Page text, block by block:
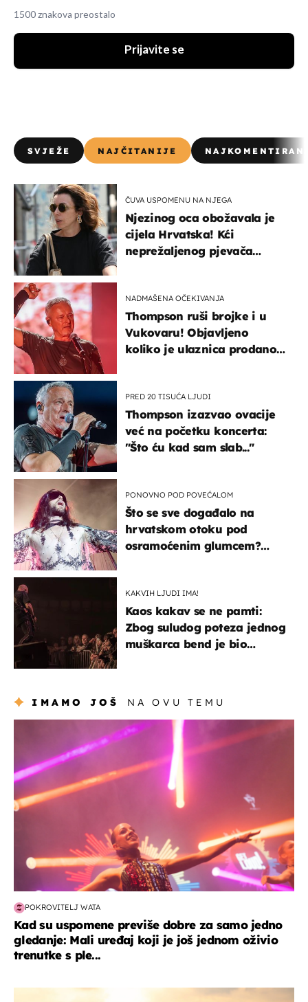
1500 znakova preostalo
Prijavite se
SVJEŽE NAJČITANIJE
ČUVA USPOMENU NA NJEGA
Njezinog oca obožavala je
cijela Hrvatska! Kći
neprežaljenog pjevača
NADMAŠENA OČEKIVANJA
Thompson ruši brojke i u
Vukovaru! Objavljeno
koliko je ulaznica prodano
PRED 20 TISUĆA LJUDI
Thompson izazvao ovacije
već na početku koncerta:
"Što ću kad sam slab..."
PONOVNO POD POVEĆALOM
Što se sve događalo na
hrvatskom otoku pod
osramoćenim glumcem?
KAKVIH LJUDI IMA!
Kaos kakav se ne pamti:
Zbog suludog poteza jednog
muškarca bend je bio
IMAMO JOŠ NA OVU TEMU
POKROVITELJ WATA
Kad su uspomene previše dobre za samo jedno
gledanje: Mali uređaj koji je još jednom oživio
trenutke s ple...